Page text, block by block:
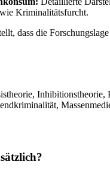
Kriminalitätsfurcht.
dass die